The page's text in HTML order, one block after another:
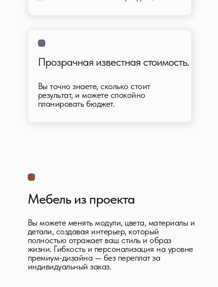
Вы точно знаете, сколько стоит
результат, и можете спокойно
планировать бюджет.
Прозрачная известная стоимость.
Мебель из проекта
Вы можете менять модули, цвета, материалы и
детали, создавая интерьер, который
полностью отражает ваш стиль и образ
жизни. Гибкость и персонализация на уровне
премиум-дизайна — без переплат за
индивидуальный заказ.